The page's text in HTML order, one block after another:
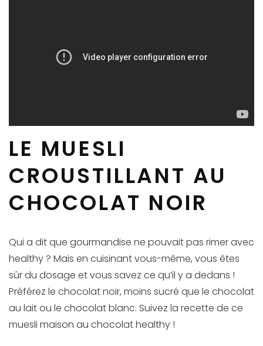
LE MUESLI
CROUSTILLANT AU
CHOCOLAT NOIR
Qui a dit que gourmandise ne pouvait pas rimer avec
healthy ? Mais en cuisinant vous-même, vous êtes
sûr du dosage et vous savez ce qu’il y a dedans !
Préférez le chocolat noir, moins sucré que le chocolat
au lait ou le chocolat blanc. Suivez la recette de ce
muesli maison au chocolat healthy !